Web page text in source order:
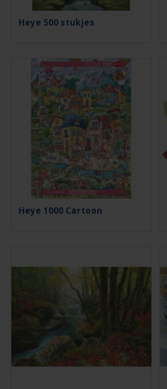
Heye 500 stukjes
Heye 1000 Cartoon